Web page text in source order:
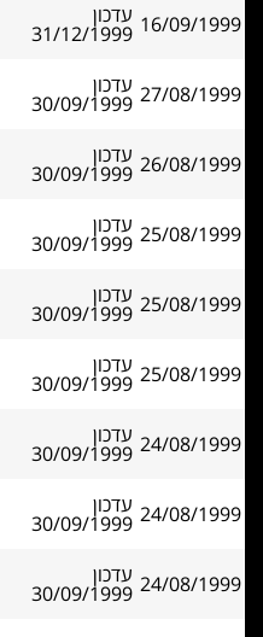
16/09/1999 עדכון
31/12/1999
27/08/1999 עדכון
30/09/1999
26/08/1999 עדכון
30/09/1999
25/08/1999 עדכון
30/09/1999
25/08/1999 עדכון
30/09/1999
25/08/1999 עדכון
30/09/1999
24/08/1999 עדכון
30/09/1999
24/08/1999 עדכון
30/09/1999
24/08/1999 עדכון
30/09/1999